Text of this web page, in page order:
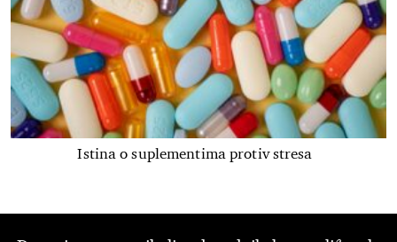
Istina o suplementima protiv stresa